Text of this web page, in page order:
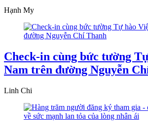
Hạnh My
Check-in cùng bức tường
Nam trên đường Nguyễn
Linh Chi